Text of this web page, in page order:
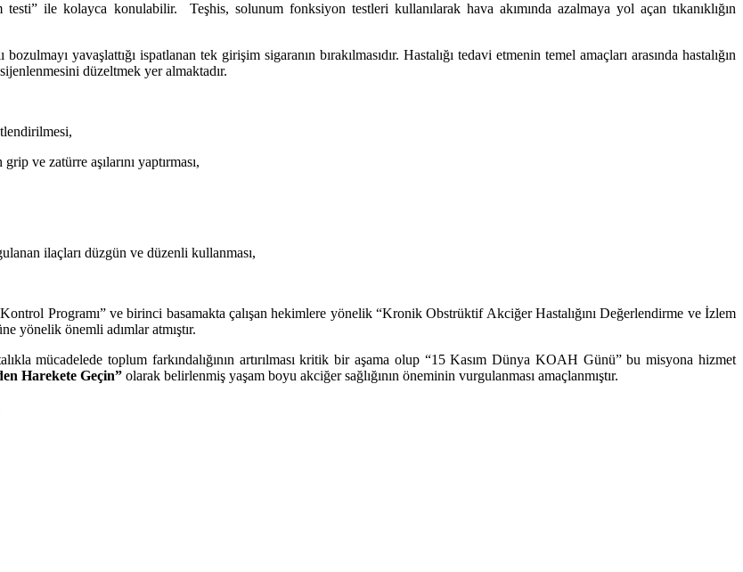
ile kolayca konulabilir. Teşhis, solunum fonksiyon testleri kullanılarak hava akımında azalmaya yol açan tıkanıklığın
yavaşlattığı ispatlanan tek girişim sigaranın bırakılmasıdır. Hastalığı tedavi etmenin temel amaçları arasında hastalığın
düzeltmek yer almaktadır.
ve zatürre aşılarını yaptırması,
ilaçları düzgün ve düzenli kullanması,
Programı” ve birinci basamakta çalışan hekimlere yönelik “Kronik Obstrüktif Akciğer Hastalığını Değerlendirme ve İzlem
yönelik önemli adımlar atmıştır.
mücadelede toplum farkındalığının artırılması kritik bir aşama olup “15 Kasım Dünya KOAH Günü” bu misyona hizmet
Harekete Geçin” olarak belirlenmiş yaşam boyu akciğer sağlığının öneminin vurgulanması amaçlanmıştır.